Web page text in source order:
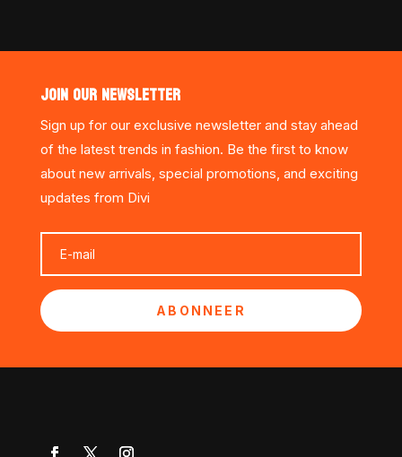
JOIN OUR NEWSLETTER
Sign up for our exclusive newsletter and stay ahead
of the latest trends in fashion. Be the first to know
about new arrivals, special promotions, and exciting
updates from Divi
ABONNEER